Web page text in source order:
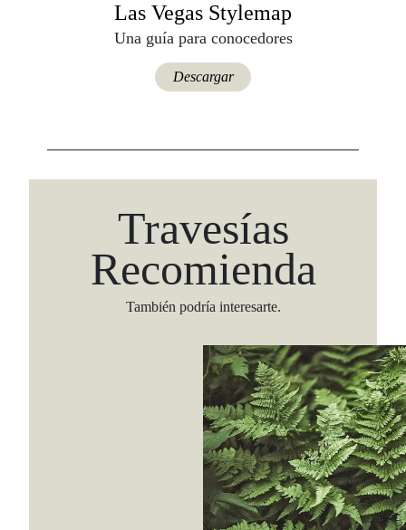
Las Vegas Stylemap
Una guía para conocedores
Descargar
Travesías
Recomienda
También podría interesarte.
Viaja con Travesías, recibe cada semana
itinerarios, tips de insider y las guías más